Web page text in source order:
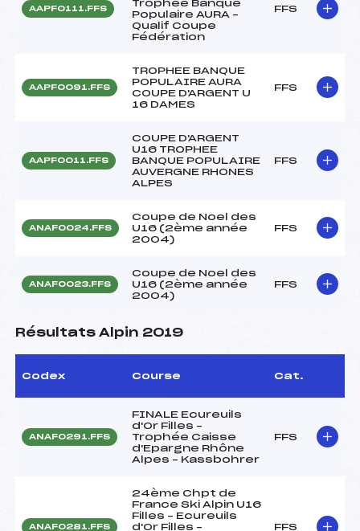
AAPF0111.FFS
Trophée Banque
Populaire AURA –
Qualif Coupe
Fédération
FFS
AAPF0091.FFS
TROPHEE BANQUE
POPULAIRE AURA
COUPE D'ARGENT U
16 DAMES
FFS
AAPF0011.FFS
COUPE D'ARGENT
U16 TROPHEE
BANQUE POPULAIRE
AUVERGNE RHONES
ALPES
FFS
ANAF0024.FFS
Coupe de Noel des
U16 (2ème année
2004)
FFS
ANAF0023.FFS
Coupe de Noel des
U16 (2ème année
2004)
FFS
Résultats Alpin 2019
Codex Course Cat.
ANAF0291.FFS
FINALE Ecureuils
d'Or Filles –
Trophée Caisse
d'Epargne Rhône
Alpes – Kassbohrer
FFS
ANAF0281.FFS
24ème Chpt de
France Ski Alpin U16
Filles – Ecureuils
d'Or Filles –
FFS